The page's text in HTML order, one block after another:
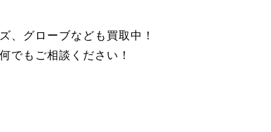
、グローブなども買取中！
でもご相談ください！